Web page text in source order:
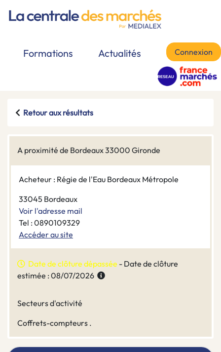
Formations Actualités Connexion
Retour aux résultats
A proximité de Bordeaux 33000 Gironde
Acheteur : Régie de l'Eau Bordeaux Métropole
33045 Bordeaux
Voir l'adresse mail
Tel : 0890109329
Accéder au site
Date de clôture dépassée - Date de clôture
estimée : 08/07/2026
Secteurs d'activité
Coffrets-compteurs .